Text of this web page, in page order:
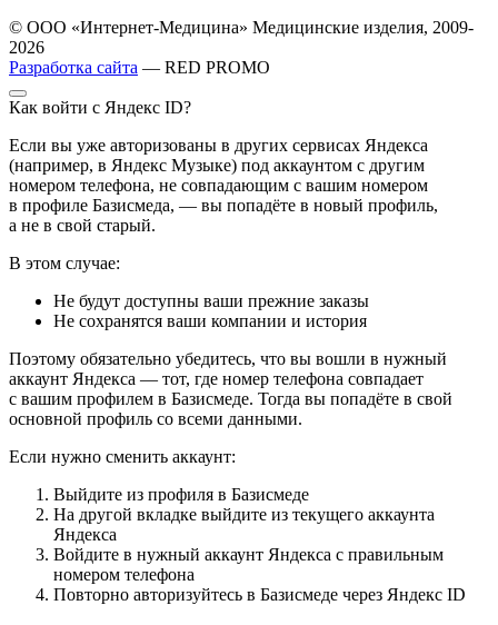
© ООО «Интернет-Медицина» Медицинские изделия, 2009-
2026
Разработка сайта — RED PROMO
Как войти с Яндекс ID?
Если вы уже авторизованы в других сервисах Яндекса
(например, в Яндекс Музыке) под аккаунтом с другим
номером телефона, не совпадающим с вашим номером
в профиле Базисмеда, — вы попадёте в новый профиль,
а не в свой старый.
В этом случае:
Не будут доступны ваши прежние заказы
Не сохранятся ваши компании и история
Поэтому обязательно убедитесь, что вы вошли в нужный
аккаунт Яндекса — тот, где номер телефона совпадает
с вашим профилем в Базисмеде. Тогда вы попадёте в свой
основной профиль со всеми данными.
Если нужно сменить аккаунт:
Выйдите из профиля в Базисмеде
На другой вкладке выйдите из текущего аккаунта
Яндекса
Войдите в нужный аккаунт Яндекса с правильным
номером телефона
Повторно авторизуйтесь в Базисмеде через Яндекс ID